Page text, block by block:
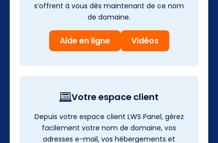
s’offrent à vous dès maintenant de ce nom
de domaine.
Aide en ligne Vidéos
Votre espace client
Depuis votre espace client LWS Panel, gérez
facilement votre nom de domaine, vos
adresses e-mail, vos hébergements et